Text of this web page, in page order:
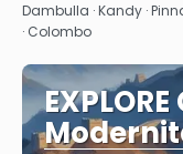
Dambulla · Kandy ·
· Colombo